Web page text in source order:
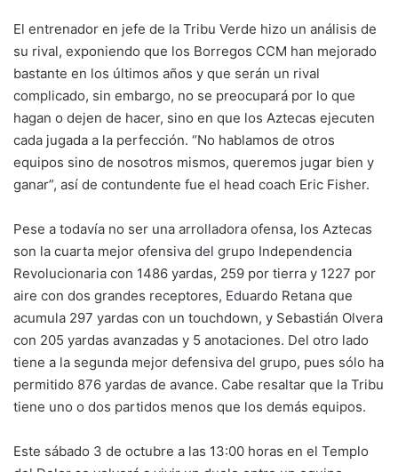
El entrenador en jefe de la Tribu Verde hizo un análisis de
su rival, exponiendo que los Borregos CCM han mejorado
bastante en los últimos años y que serán un rival
complicado, sin embargo, no se preocupará por lo que
hagan o dejen de hacer, sino en que los Aztecas ejecuten
cada jugada a la perfección. “No hablamos de otros
equipos sino de nosotros mismos, queremos jugar bien y
ganar”, así de contundente fue el head coach Eric Fisher.
Pese a todavía no ser una arrolladora ofensa, los Aztecas
son la cuarta mejor ofensiva del grupo Independencia
Revolucionaria con 1486 yardas, 259 por tierra y 1227 por
aire con dos grandes receptores, Eduardo Retana que
acumula 297 yardas con un touchdown, y Sebastián Olvera
con 205 yardas avanzadas y 5 anotaciones. Del otro lado
tiene a la segunda mejor defensiva del grupo, pues sólo ha
permitido 876 yardas de avance. Cabe resaltar que la Tribu
tiene uno o dos partidos menos que los demás equipos.
Este sábado 3 de octubre a las 13:00 horas en el Templo